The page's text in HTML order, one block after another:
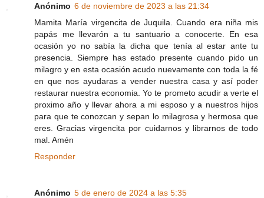
Anónimo 6 de noviembre de 2023 a las 21:34
Mamita María virgencita de Juquila. Cuando era niña mis
papás me llevarón a tu santuario a conocerte. En esa
ocasión yo no sabía la dicha que tenía al estar ante tu
presencia. Siempre has estado presente cuando pido un
milagro y en esta ocasión acudo nuevamente con toda la fé
en que nos ayudaras a vender nuestra casa y así poder
restaurar nuestra economia. Yo te prometo acudir a verte el
proximo año y llevar ahora a mi esposo y a nuestros hijos
para que te conozcan y sepan lo milagrosa y hermosa que
eres. Gracias virgencita por cuidarnos y librarnos de todo
mal. Amén
Responder
Anónimo 5 de enero de 2024 a las 5:35